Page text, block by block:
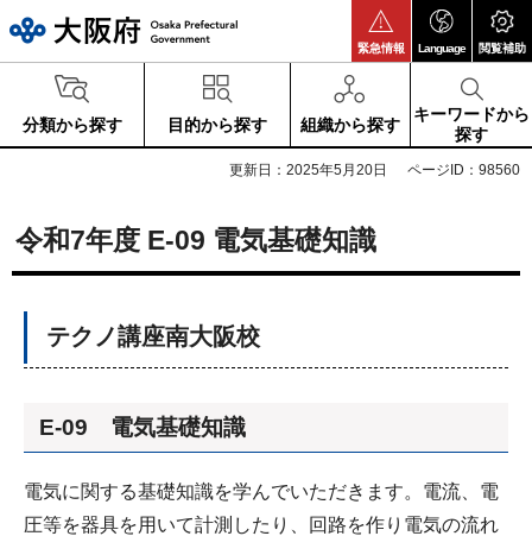
緊急情報 Language 閲覧補助
分類から探す 目的から探す 組織から探す
キーワードから
探す
更新日：2025年5月20日 ページID：98560
令和7年度 E-09 電気基礎知識
テクノ講座南大阪校
E-09 電気基礎知識
電気に関する基礎知識を学んでいただきます。電流、電
圧等を器具を用いて計測したり、回路を作り電気の流れ